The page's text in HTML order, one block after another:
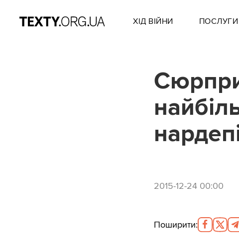
ХІД ВІЙНИ ПОСЛУГИ
2015-12-24 00:00
Поширити: